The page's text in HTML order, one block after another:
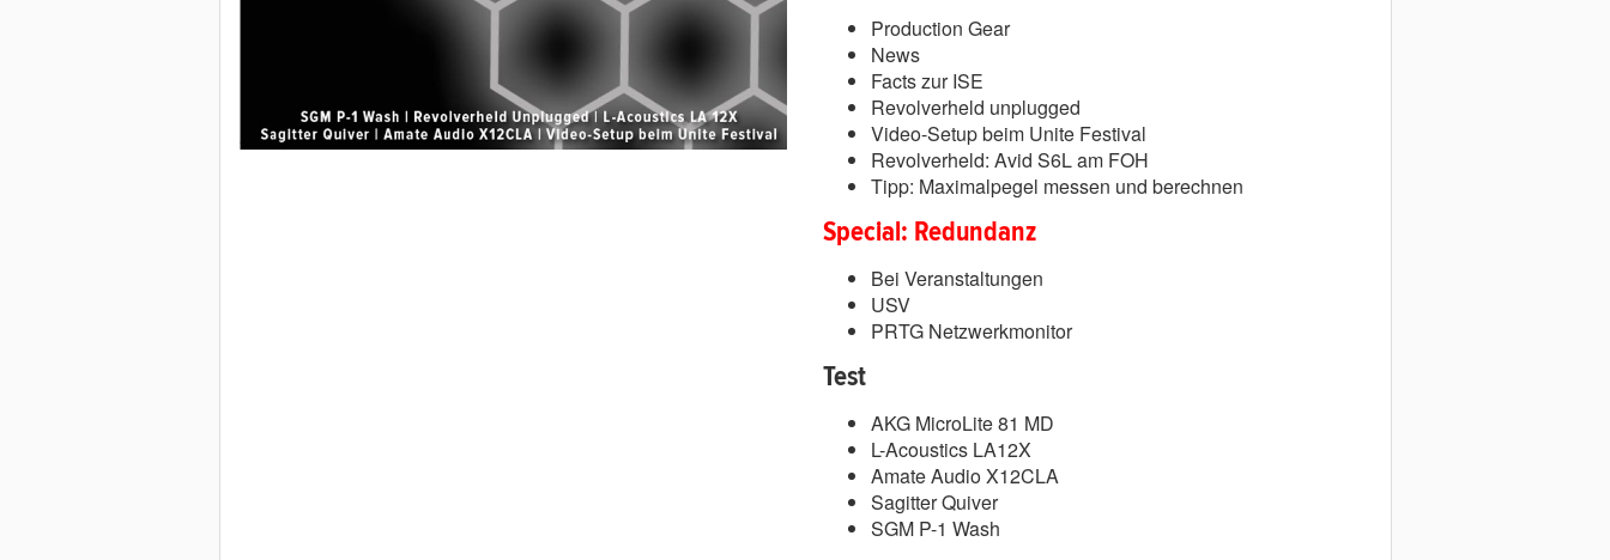
Production Gear
News
Facts zur ISE
Revolverheld unplugged
Video-Setup beim Unite Festival
Revolverheld: Avid S6L am FOH
Tipp: Maximalpegel messen und berechnen
Special: Redundanz
Bei Veranstaltungen
USV
PRTG Netzwerkmonitor
Test
AKG MicroLite 81 MD
L-Acoustics LA12X
Amate Audio X12CLA
Sagitter Quiver
SGM P-1 Wash